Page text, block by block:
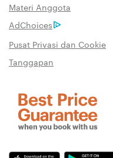
Materi Anggota
AdChoices
Pusat Privasi dan Cookie
Tanggapan